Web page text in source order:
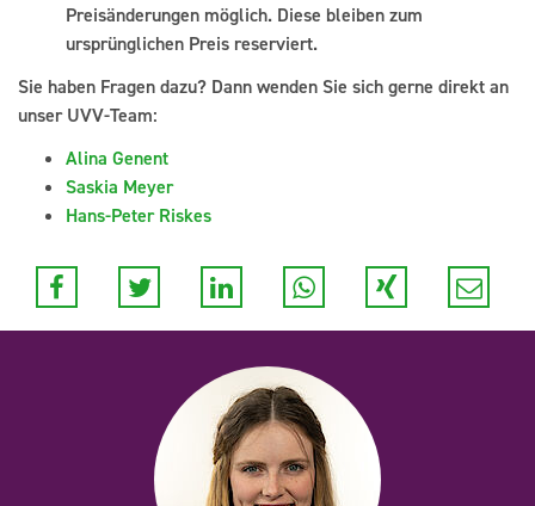
Preisänderungen möglich. Diese bleiben zum
ursprünglichen Preis reserviert.
Sie haben Fragen dazu? Dann wenden Sie sich gerne direkt an
unser UVV-Team:
Alina Genent
Saskia Meyer
Hans-Peter Riskes